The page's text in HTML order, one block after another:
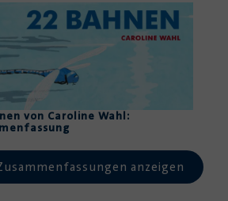
von Caroline Wahl:
anzeigen